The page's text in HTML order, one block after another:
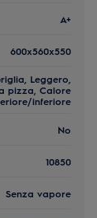
A+
600x560x550
Leggero,
pizza, Calore
inferiore
No
10850
Senza vapore